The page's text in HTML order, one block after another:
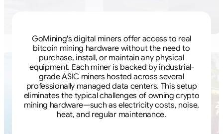
GoMining's digital miners offer access to real
bitcoin mining hardware without the need to
purchase, install, or maintain any physical
equipment. Each miner is backed by industrial-
grade ASIC miners hosted across several
professionally managed data centers. This setup
eliminates the typical challenges of owning crypto
mining hardware—such as electricity costs, noise,
heat, and regular maintenance.